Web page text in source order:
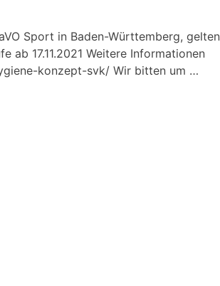
Sport in Baden-Württemberg, gelten
ab 17.11.2021 Weitere Informationen
konzept-svk/ Wir bitten um …